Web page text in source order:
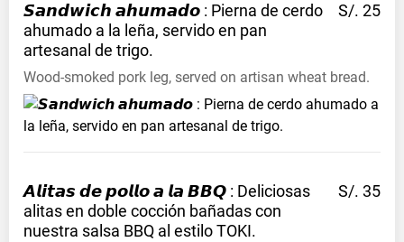
𝙎𝙖𝙣𝙙𝙬𝙞𝙘𝙝 𝙖𝙝𝙪𝙢𝙖𝙙𝙤 : Pierna de cerdo
ahumado a la leña, servido en pan
artesanal de trigo.
S/. 25
Wood-smoked pork leg, served on artisan wheat bread.
𝘼𝙡𝙞𝙩𝙖𝙨 𝙙𝙚 𝙥𝙤𝙡𝙡𝙤 𝙖 𝙡𝙖 𝘽𝘽𝙌 : Deliciosas
alitas en doble cocción bañadas con
nuestra salsa BBQ al estiloTOKI.
S/. 35